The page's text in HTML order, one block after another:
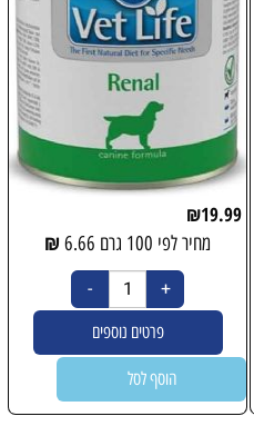
₪19.99
מחיר לפי 100 גרם 6.66
₪
פרטים נוספים
הוסף לסל